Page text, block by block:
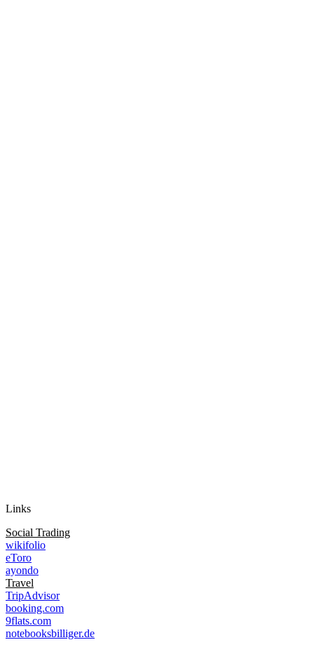
Links
Social Trading
wikifolio
eToro
ayondo
Travel
TripAdvisor
booking.com
9flats.com
notebooksbilliger.de